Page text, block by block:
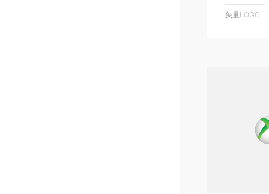
矢量LOGO